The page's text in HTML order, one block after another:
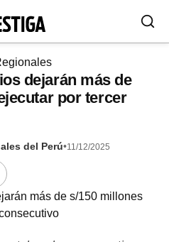
dejarán más de
por tercer
del Perú•11/12/2025